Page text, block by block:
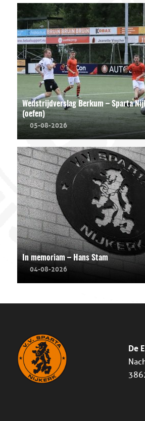
Wedstrijdverslag Berkum – Sparta
(oefen)
05-08-2026
In memoriam – Hans Stam
04-08-2026
De